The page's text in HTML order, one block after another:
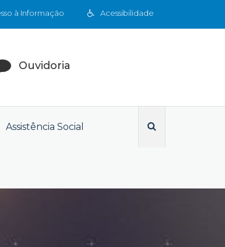
Acessibilidade
à Informação
Ouvidoria
Assistência Social